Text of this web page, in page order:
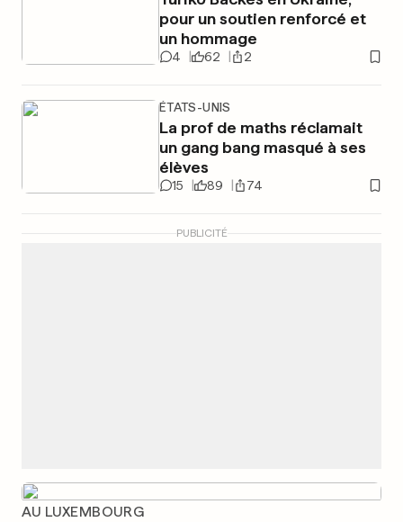
pour un soutien renforcé et
un hommage
4 62 2
ÉTATS-UNIS
La prof de maths réclamait
un gang bang masqué à ses
élèves
15 89 74
PUBLICITÉ
AU LUXEMBOURG